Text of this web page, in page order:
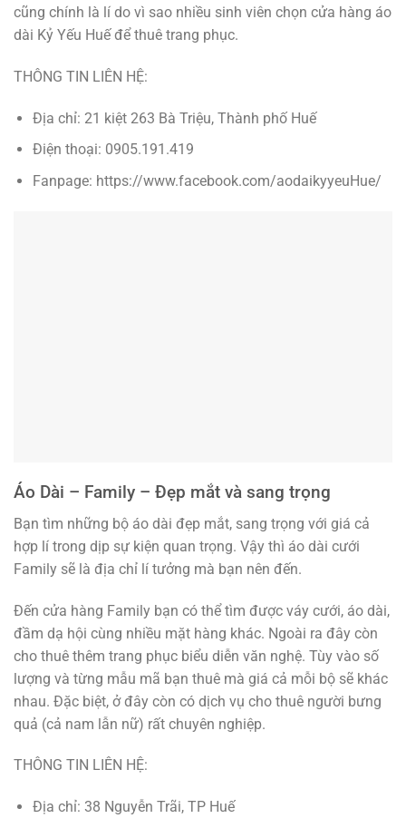
cũng chính là lí do vì sao nhiều sinh viên chọn cửa hàng áo
dài Kỷ Yếu Huế để thuê trang phục.
THÔNG TIN LIÊN HỆ:
Địa chỉ: 21 kiệt 263 Bà Triệu, Thành phố Huế
Điện thoại: 0905.191.419
Fanpage: https://www.facebook.com/aodaikyyeuHue/
Áo Dài – Family – Đẹp mắt và sang trọng
Bạn tìm những bộ áo dài đẹp mắt, sang trọng với giá cả
hợp lí trong dịp sự kiện quan trọng. Vậy thì áo dài cưới
Family sẽ là địa chỉ lí tưởng mà bạn nên đến.
Đến cửa hàng Family bạn có thể tìm được váy cưới, áo dài,
đầm dạ hội cùng nhiều mặt hàng khác. Ngoài ra đây còn
cho thuê thêm trang phục biểu diễn văn nghệ. Tùy vào số
lượng và từng mẫu mã bạn thuê mà giá cả mỗi bộ sẽ khác
nhau. Đặc biệt, ở đây còn có dịch vụ cho thuê người bưng
quả (cả nam lẫn nữ) rất chuyên nghiệp.
THÔNG TIN LIÊN HỆ:
Địa chỉ: 38 Nguyễn Trãi, TP Huế